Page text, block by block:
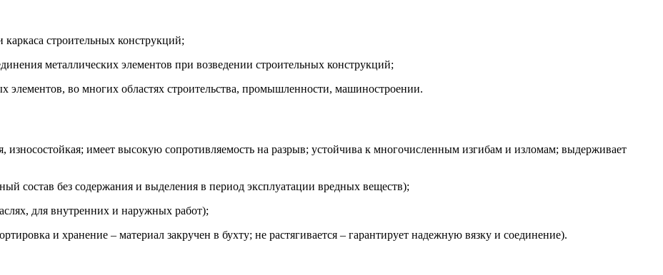
строительных конструкций;
металлических элементов при возведении строительных конструкций;
элементов, во многих областях строительства, промышленности, машиностроении.
износостойкая; имеет высокую сопротивляемость на разрыв; устойчива к многочисленным изгибам и изломам; выдерживает
состав без содержания и выделения в период эксплуатации вредных веществ);
для внутренних и наружных работ);
и хранение – материал закручен в бухту; не растягивается – гарантирует надежную вязку и соединение).